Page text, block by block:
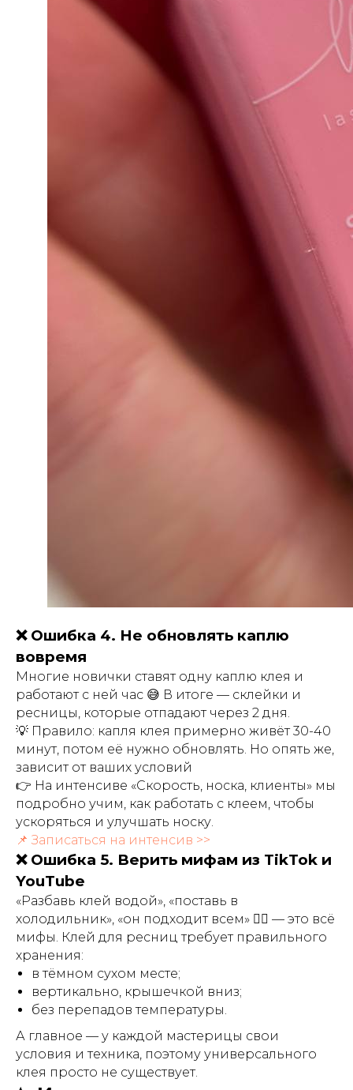
❌ Ошибка 4. Не обновлять каплю
вовремя
Многие новички ставят одну каплю клея и
работают с ней час 😅 В итоге — склейки и
ресницы, которые отпадают через 2 дня.
💡 Правило: капля клея примерно живёт 30-40
минут, потом её нужно обновлять. Но опять же,
зависит от ваших условий
👉 На интенсиве «Скорость, носка, клиенты» мы
подробно учим, как работать с клеем, чтобы
ускоряться и улучшать носку.
📌 Записаться на интенсив >>
❌ Ошибка 5. Верить мифам из TikTok и
YouTube
«Разбавь клей водой», «поставь в
холодильник», «он подходит всем» 🙅‍♀️ — это всё
мифы. Клей для ресниц требует правильного
хранения:
в тёмном сухом месте;
вертикально, крышечкой вниз;
без перепадов температуры.
А главное — у каждой мастерицы свои
условия и техника, поэтому универсального
клея просто не существует.